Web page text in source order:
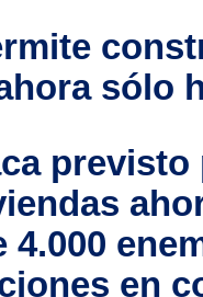
sólo
4.000
en